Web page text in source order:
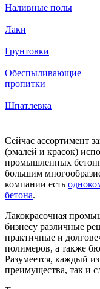
Наливные полы
Лаки
Грунтовки
Обеспыливающие
пропитки
Шпатлевка
Сейчас ассортимент
(эмалей и красок)
промышленных
большим
компании есть
бетона.
Лакокрасочная
бизнесу различные
практичные и
полимеров, а также
Разумеется, каждый
преимущества, так и